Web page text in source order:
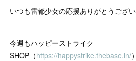
いつも雷都少女の応援ありがとうござ
今週もハッピーストライク
SHOP（https://happystrike.thebase.in/